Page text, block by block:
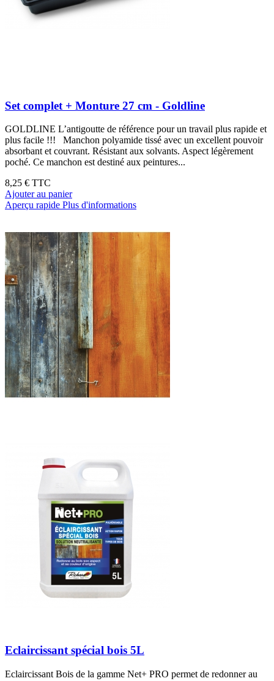
Set complet + Monture 27 cm - Goldline
GOLDLINE L’antigoutte de référence pour un travail plus rapide et
plus facile !!! Manchon polyamide tissé avec un excellent pouvoir
absorbant et couvrant. Résistant aux solvants. Aspect légèrement
poché. Ce manchon est destiné aux peintures...
8,25 € TTC
Ajouter au panier
Aperçu rapide Plus d'informations
Eclaircissant spécial bois 5L
Eclaircissant Bois de la gamme Net+ PRO permet de redonner au